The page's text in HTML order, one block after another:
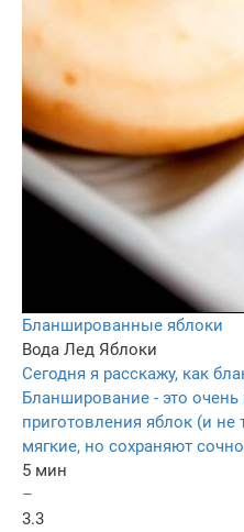
Бланшированные яблоки
Вода Лед Яблоки
Сегодня я расскажу, как
Бланширование - это очень
приготовления яблок (и
мягкие, но сохраняют
5 мин
–
3.3